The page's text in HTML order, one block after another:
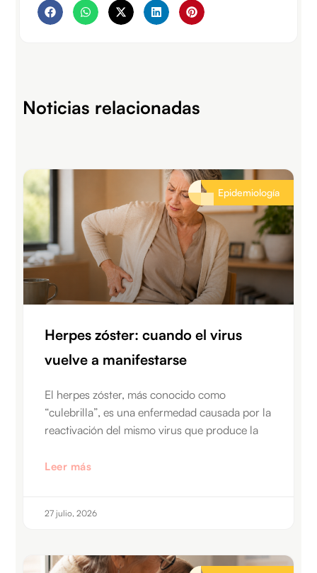
Noticias relacionadas
Epidemiología
Herpes zóster: cuando el virus
vuelve a manifestarse
El herpes zóster, más conocido como
“culebrilla”, es una enfermedad causada por la
reactivación del mismo virus que produce la
Leer más
27 julio, 2026